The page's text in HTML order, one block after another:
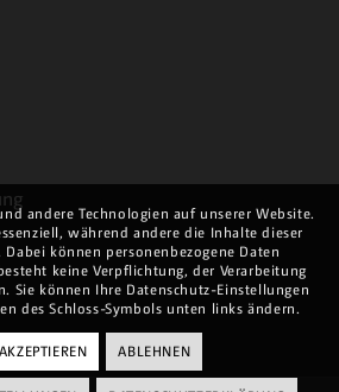
andere Technologien auf unserer Website.
während andere die Inhalte dieser
Dabei können personenbezogene Daten
keine Verpflichtung, der Verarbeitung
Sie können Ihre Datenschutz-Einstellungen
des Schloss-Symbols unten links ändern.
ABLEHNEN